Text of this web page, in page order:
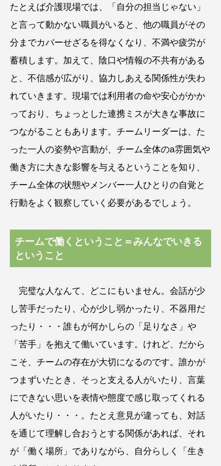
たとえば介護現場では、「自分の担当じゃない」
と言って動かない職員がいると、他の職員がその
分までカバーせざるを得なくなり、不満や疲労が
蓄積します。加えて、陰口や情報の不共有がある
と、不信感が広がり、協力しあえる関係性が失わ
れていきます。現場では利用者の命や安心がかか
っており、ちょっとした連携ミスが大きな事故に
つながることもあります。チームリーダーは、た
った一人の姿勢や言動が、チーム全体のa雰囲気や
働き方に大きな影響を与えるということを知り、
チーム全体の状態やメンバー一人ひとりの自覚と
行動をよく観察していく必要があるでしょう。
チームで働くということ＝みんなでいきる
ということ
完璧な人なんて、どこにもいません。会話が少
し苦手だったり、心が少し弱かったり、不器用だ
ったり・・・誰もが何かしらの「足りなさ」や
「苦手」を抱えて働いています。けれど、だから
こそ、チームの存在が大切になるのです。誰かが
つまずいたとき、そっと支える人がいたり、言葉
にできない思いを表情や態度で感じ取ってくれる
人がいたり・・・。たとえ意見が違っても、対話
を通じて理解し合おうとする関係があれば、それ
が「働く場所」でありながら、自分らしく「生き